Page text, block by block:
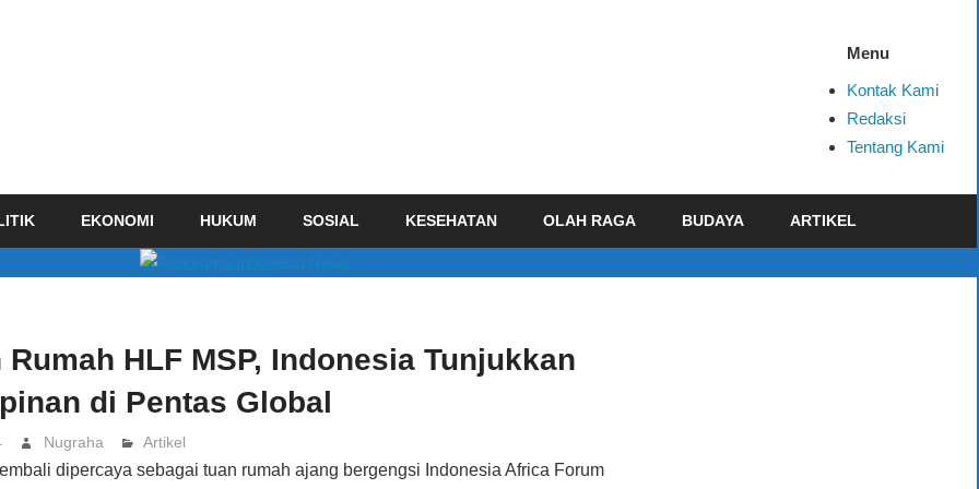
Menu
Kontak Kami
Redaksi
Tentang Kami
EKONOMI HUKUM SOSIAL KESEHATAN OLAH RAGA BUDAYA ARTIKEL
Rumah HLF MSP, Indonesia Tunjukkan
di Pentas Global
Nugraha Artikel
dipercaya sebagai tuan rumah ajang bergengsi Indonesia Africa Forum